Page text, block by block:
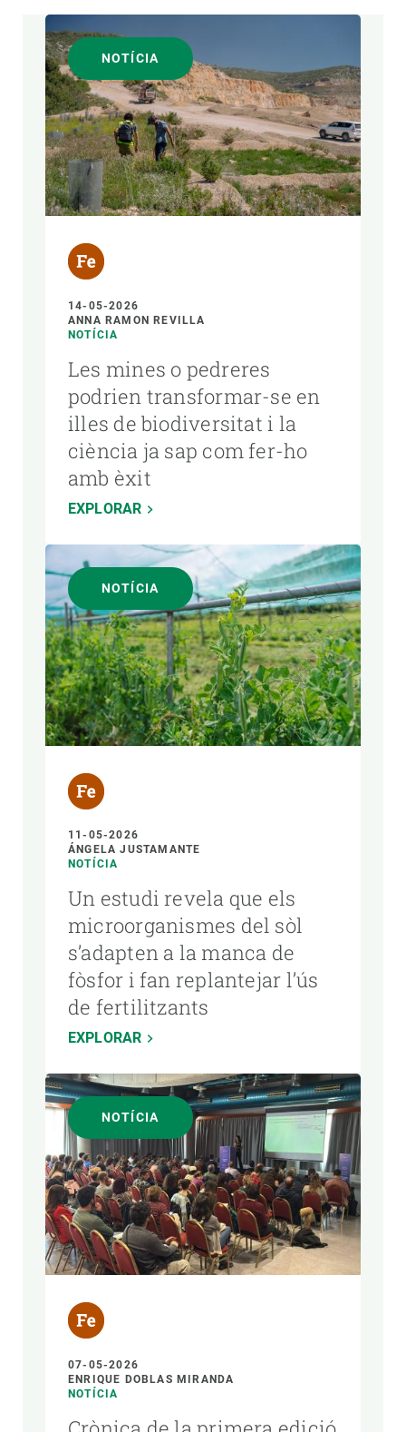
TEMES TRANSVERSALS
FORMAT
AUTOR
NOTÍCIA
14-05-2026
ANNA RAMON REVILLA
NOTÍCIA
Les mines o pedreres
podrien transformar-se en
illes de biodiversitat i la
ciència ja sap com fer-ho
amb èxit
EXPLORAR
NOTÍCIA
11-05-2026
ÁNGELA JUSTAMANTE
NOTÍCIA
Un estudi revela que els
microorganismes del sòl
s’adapten a la manca de
fòsfor i fan replantejar l’ús
de fertilitzants
EXPLORAR
NOTÍCIA
07-05-2026
ENRIQUE DOBLAS MIRANDA
NOTÍCIA